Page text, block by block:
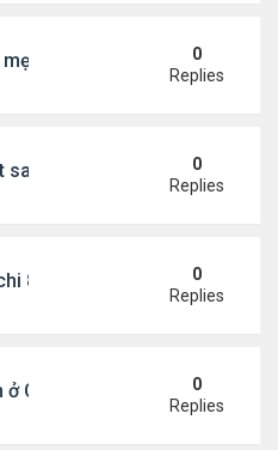
thua kém người khác"
0
Replies
nhiều năm ở ẩn
0
Replies
8.5 triệu để xóa ràng buộc
0
Replies
California
0
Replies